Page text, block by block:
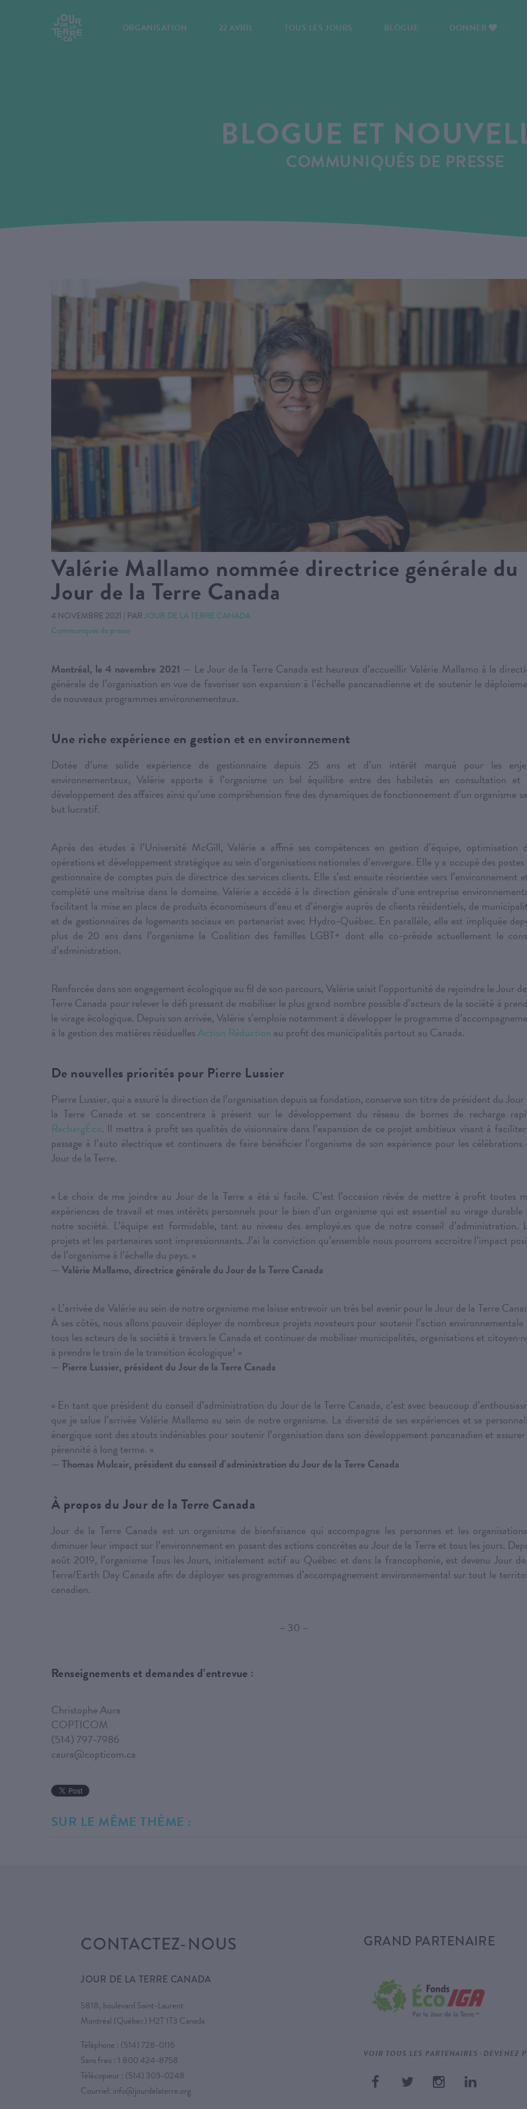
ORGANISATION 22 AVRIL TOUS LES JOURS BLOGUE DONNER
BLOGUE ET
COMMUNIQUÉS DE PRESSE
Valérie Mallamo nommée directrice générale du
Jour de la Terre Canada
4 NOVEMBRE 2021 | PAR JOUR DE LA TERRE CANADA
Communiqués de presse
Montréal, le 4 novembre 2021 — Le Jour de la Terre Canada est heureux d’accueillir Valérie Mallamo à la
générale de l’organisation en vue de favoriser son expansion à l’échelle pancanadienne et de soutenir le
de nouveaux programmes environnementaux.
Une riche expérience en gestion et en environnement
Dotée d’une solide expérience de gestionnaire depuis 25 ans et d’un intérêt marqué pour les
environnementaux, Valérie apporte à l’organisme un bel équilibre entre des habiletés en consultation et
développement des affaires ainsi qu’une compréhension fine des dynamiques de fonctionnement d’un organisme
but lucratif.
Après des études à l’Université McGill, Valérie a affiné ses compétences en gestion d’équipe, optimisation
opérations et développement stratégique au sein d’organisations nationales d’envergure. Elle y a occupé des postes
gestionnaire de comptes puis de directrice des services clients. Elle s’est ensuite réorientée vers l’environnement
complété une maîtrise dans le domaine. Valérie a accédé à la direction générale d’une entreprise
facilitant la mise en place de produits économiseurs d’eau et d’énergie auprès de clients résidentiels, de
et de gestionnaires de logements sociaux en partenariat avec Hydro-Québec. En parallèle, elle est impliquée
plus de 20 ans dans l’organisme la Coalition des familles LGBT+ dont elle co-préside actuellement le
d’administration.
Renforcée dans son engagement écologique au fil de son parcours, Valérie saisit l’opportunité de rejoindre le Jour
Terre Canada pour relever le défi pressant de mobiliser le plus grand nombre possible d’acteurs de la société à
le virage écologique. Depuis son arrivée, Valérie s’emploie notamment à développer le programme
à la gestion des matières résiduellesAction Réduction au profit des municipalités partout au Canada.
De nouvelles priorités pour Pierre Lussier
Pierre Lussier, qui a assuré la direction de l’organisation depuis sa fondation, conserve son titre de président du Jour
la Terre Canada et se concentrera à présent sur le développement du réseau de bornes de recharge
RechargÉco. Il mettra à profit ses qualités de visionnaire dans l’expansion de ce projet ambitieux visant à
passage à l’auto électrique et continuera de faire bénéficier l’organisme de son expérience pour les célébrations
Jour de la Terre.
« Le choix de me joindre au Jour de la Terre a été si facile. C’est l’occasion rêvée de mettre à profit toutes
expériences de travail et mes intérêts personnels pour le bien d’un organisme qui est essentiel au virage durable
notre société. L’équipe est formidable, tant au niveau des employé.es que de notre conseil d’administration.
projets et les partenaires sont impressionnants. J’ai la conviction qu’ensemble nous pourrons accroitre l’impact
de l’organisme à l’échelle du pays. »
—Valérie Mallamo, directrice générale du Jour de la Terre Canada
« L’arrivée de Valérie au sein de notre organisme me laisse entrevoir un très bel avenir pour le Jour de la Terre
À ses côtés, nous allons pouvoir déployer de nombreux projets novateurs pour soutenir l’action environnementale
tous les acteurs de la société à travers le Canada et continuer de mobiliser municipalités, organisations et
à prendre le train de la transition écologique! »
— Pierre Lussier, président du Jour de la Terre Canada
« En tant que président du conseil d’administration du Jour de la Terre Canada, c’est avec beaucoup
que je salue l’arrivée Valérie Mallamo au sein de notre organisme. La diversité de ses expériences et sa
énergique sont des atouts indéniables pour soutenir l’organisation dans son développement pancanadien et assurer
pérennité à long terme. »
—Thomas Mulcair, président du conseil d’administration du Jour de la Terre Canada
À propos du Jour de la Terre Canada
Jour de la Terre Canada est un organisme de bienfaisance qui accompagne les personnes et les
diminuer leur impact sur l’environnement en posant des actions concrètes au Jour de la Terre et tous les jours.
août 2019, l’organisme Tous les Jours, initialement actif au Québec et dans la francophonie, est devenu Jour
Terre/Earth Day Canada afin de déployer ses programmes d’accompagnement environnemental sur tout le
canadien.
– 30 –
Renseignements et demandes d’entrevue :
Christophe Aura
COPTICOM
(514) 797-7986
caura@copticom.ca
SUR LE MÊME THÈME :
CONTACTEZ-NOUS
JOUR DE LA TERRE CANADA
5818, boulevard Saint-Laurent
Montréal (Québec) H2T 1T3 Canada
Téléphone : (514) 728-0116
Sans frais : 1 800 424-8758
Télécopieur : (514) 303-0248
Courriel: info@jourdelaterre.org
GRAND PARTENAIRE
VOIR TOUS LES PARTENAIRES · DEVENEZ